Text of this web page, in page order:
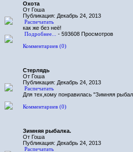
Охота
От Гоша
Публикация: Декабрь 24, 2013
Распечатать
как же без неё!
Подробнее...
- 593608 Просмотров
Комментариев (0)
Стерлядь
От Гоша
Публикация: Декабрь 24, 2013
Распечатать
Для тех,кому понравилась "Зимняя
Комментариев (0)
Зимняя рыбалка.
От Гоша
Публикация: Декабрь 24, 2013
Распечатать